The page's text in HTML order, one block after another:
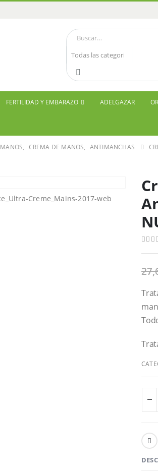
FERTILIDAD Y EMBARAZO ADELGAZAR
MANOS, CREMA DE MANOS, ANTIMANCHAS